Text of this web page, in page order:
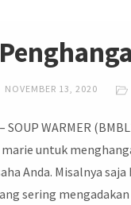
NOVEMBER 13, 2020
SOUP WARMER
untuk
Anda. Misalnya
sering